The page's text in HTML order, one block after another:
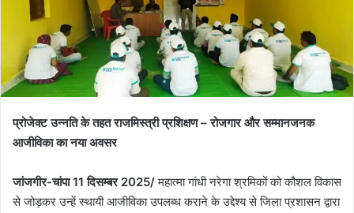
प्रोजेक्ट उन्नति के तहत राजमिस्त्री प्रशिक्षण – रोजगार और सम्मानजनक
आजीविका का नया अवसर
जांजगीर-चांपा 11 दिसम्बर 2025/महात्मा गांधी नरेगा श्रमिकों को कौशल विकास
से जोड़कर उन्हें स्थायी आजीविका उपलब्ध कराने के उद्देश्य से जिला प्रशासन द्वारा